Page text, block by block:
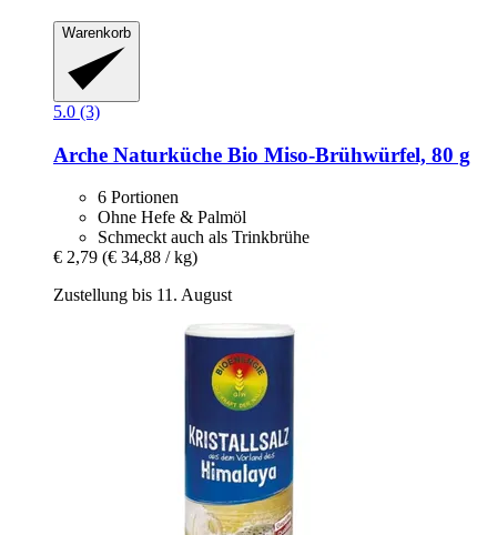
Warenkorb
5.0 (3)
Arche Naturküche Bio Miso-​Brühwürfel, 80 g
6 Portionen
Ohne Hefe & Palmöl
Schmeckt auch als Trinkbrühe
€ 2,79 (€ 34,88 / kg)
Zustellung bis 11. August